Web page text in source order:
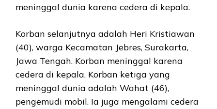
meninggal dunia karena cedera di kepala.
Korban selanjutnya adalah Heri Kristiawan
(40), warga Kecamatan Jebres, Surakarta,
Jawa Tengah. Korban meninggal karena
cedera di kepala. Korban ketiga yang
meninggal dunia adalah Wahat (46),
pengemudi mobil. Ia juga mengalami cedera